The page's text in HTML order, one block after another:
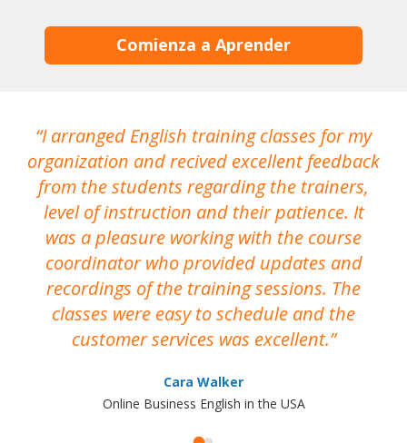
Comienza a Aprender
I arranged English training classes for my
organization and recived excellent feedback
from the students regarding the trainers,
level of instruction and their patience. It
was a pleasure working with the course
coordinator who provided updates and
recordings of the training sessions. The
classes were easy to schedule and the
customer services was excellent.
Cara Walker
Online Business English in the USA